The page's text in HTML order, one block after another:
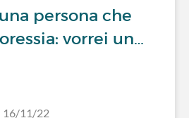
persona che
vorrei un…
16/11/22